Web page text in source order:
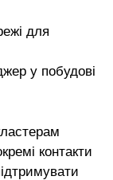
для
у побудові
контакти